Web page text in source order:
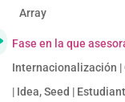
Array
Fase en la que
Internacionalización
| Idea, Seed |